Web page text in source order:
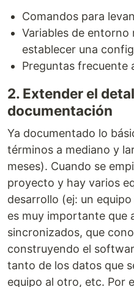
Comandos para
Variables de entorno
establecer una
Preguntas frecuente
2. Extender el
documentación
Ya documentado lo
términos a mediano y
meses). Cuando se
proyecto y hay varios
desarrollo (ej: un
es muy importante que
sincronizados, que
construyendo el
tanto de los datos que
equipo al otro, etc. Por